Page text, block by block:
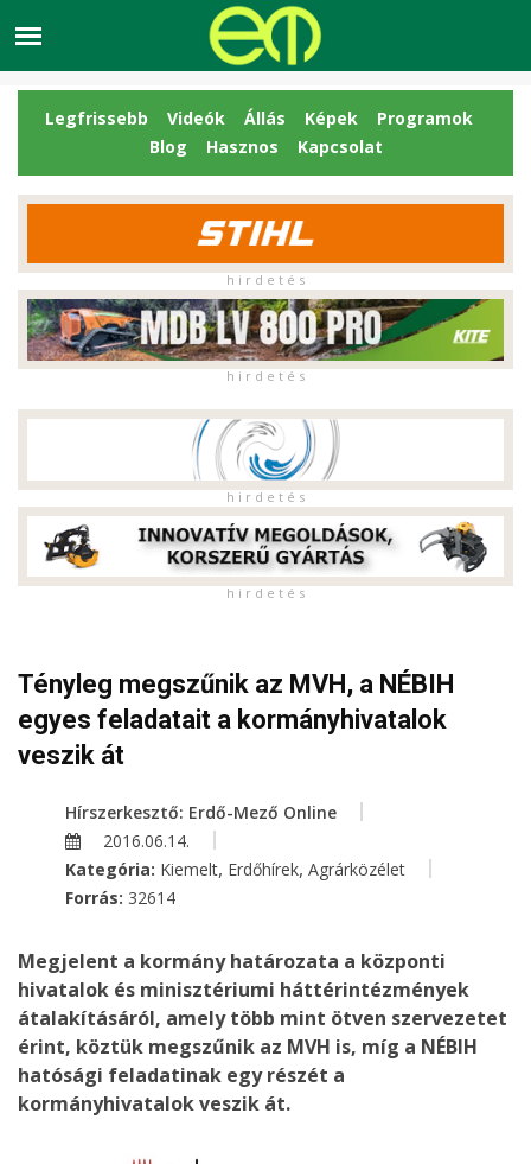
Legfrissebb Videók Állás Képek
Programok
Blog
Hasznos Kapcsolat
h i r d e t é s
h i r d e t é s
h i r d e t é s
h i r d e t é s
Tényleg megszűnik az MVH, a NÉBIH
egyes feladatait a kormányhivatalok
veszik át
Hírszerkesztő: Erdő-Mező Online
2016.06.14.
Kategória: Kiemelt, Erdőhírek, Agrárközélet
Forrás: 32614
Megjelent a kormány határozata a központi
hivatalok és minisztériumi háttérintézmények
átalakításáról, amely több mint ötven szervezetet
érint, köztük megszűnik az MVH is, míg a NÉBIH
hatósági feladatinak egy részét a
kormányhivatalok veszik át.